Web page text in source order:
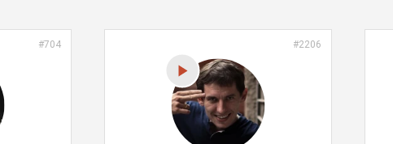
#704 #2206